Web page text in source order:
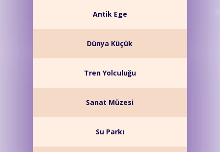
Antik Ege
Dünya Küçük
Tren Yolculuğu
Sanat Müzesi
Su Parkı